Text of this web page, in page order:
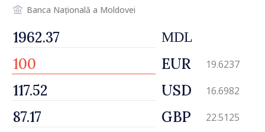
Banca Națională a Moldovei
MDL
EUR 19.6237
USD 16.6982
GBP 22.5125